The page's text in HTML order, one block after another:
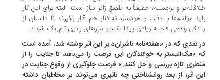
و برجسته، حقیقتاً به تلفیق ژانر نیاز است. البته برای این کار
مؤلفه‌ها با دقت و هوشمندانه کنار هم قرار بگیرند تا داستان از
واقعی فاصله زیادی پیدا نکند و مرزهای ژانری کم‌رنگ شوند.
نقدی که در «هفته‌نامه ناشران» بر این اثر نوشته شد، آمده است
«مک‌الیستر به خوانندگان این فرصت را می‌دهد تا جنایت را از
تازه بررسی و حل کنند.» فرصت جلوگیری از وقوع جنایت در
اثر، از بعد روانشناختی چه تاثیری می‌تواند بر مخاطبان داشته